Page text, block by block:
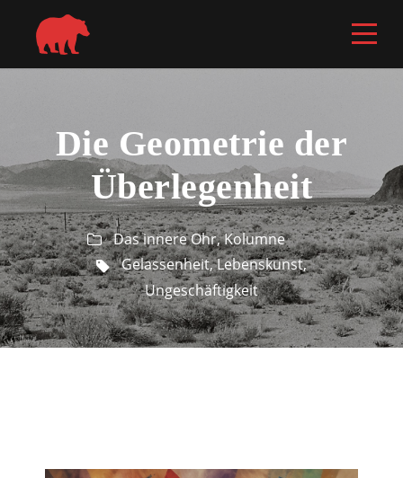
Die Geometrie der
Überlegenheit
Das innere Ohr,Kolumne
Gelassenheit,Lebenskunst,
Ungeschäftigkeit